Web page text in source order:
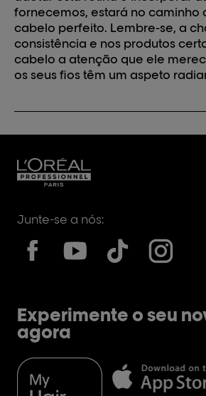
fornecemos, estará no caminho
cabelo perfeito. Lembre-se, a
consistência e nos produtos
cabelo a atenção que ele
os seus fios têm um aspeto
Junte-se a nós:
Experimente o seu
agora